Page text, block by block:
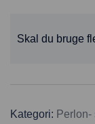
Skal du bruge
Kategori: